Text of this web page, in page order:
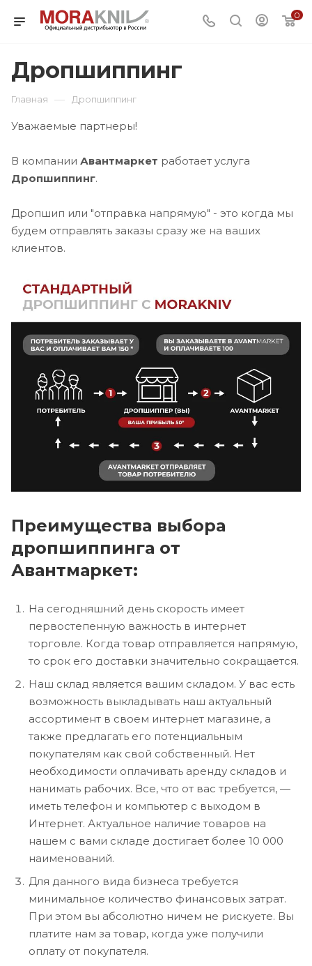
0
Дропшиппинг
Главная — Дропшиппинг
Уважаемые партнеры!
В компании Авантмаркет работает услуга
Дропшиппинг.
Дропшип или "отправка напрямую" - это когда мы
будем отправлять заказы сразу же на ваших
клиентов.
Преимущества выбора
дропшиппинга от
Авантмаркет:
На сегодняшний день скорость имеет
первостепенную важность в интернет
торговле. Когда товар отправляется напрямую,
то срок его доставки значительно сокращается.
Наш склад является вашим складом. У вас есть
возможность выкладывать наш актуальный
ассортимент в своем интернет магазине, а
также предлагать его потенциальным
покупателям как свой собственный. Нет
необходимости оплачивать аренду складов и
нанимать рабочих. Все, что от вас требуется, —
иметь телефон и компьютер с выходом в
Интернет. Актуальное наличие товаров на
нашем с вами складе достигает более 10 000
наименований.
Для данного вида бизнеса требуется
минимальное количество финансовых затрат.
При этом вы абсолютно ничем не рискуете. Вы
платите нам за товар, когда уже получили
оплату от покупателя.